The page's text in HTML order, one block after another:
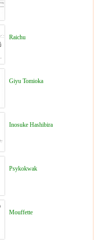
Raichu
Giyu Tomioka
Inosuke Hashibira
Psykokwak
Mouffette